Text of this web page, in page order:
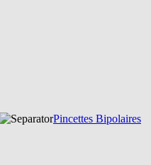
Pincettes Bipolaires